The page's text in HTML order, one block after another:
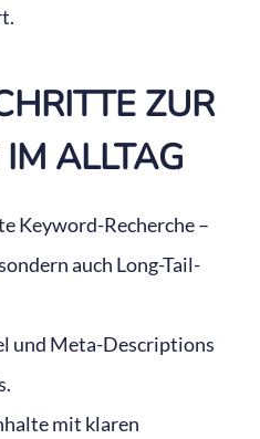
ZUR
ALLTAG
Keyword-Recherche –
auch Long-Tail-
und Meta-Descriptions
mit klaren